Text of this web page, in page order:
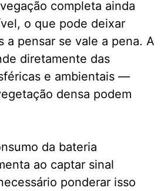
completa ainda
o que pode deixar
a pensar se vale a pena. A
diretamente das
e ambientais —
densa podem
da bateria
ao captar sinal
ponderar isso